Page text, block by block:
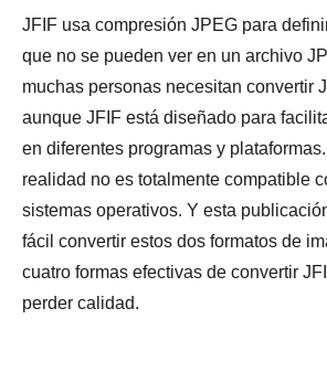
JFIF usa compresión JPEG para
que no se pueden ver en un archivo
muchas personas necesitan convertir
aunque JFIF está diseñado para
en diferentes programas y
realidad no es totalmente compatible
sistemas operativos. Y esta
fácil convertir estos dos formatos de
cuatro formas efectivas de convertir
perder calidad.